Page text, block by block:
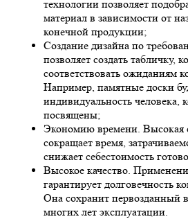
технологии позволяет
материал в зависимости от
конечной продукции;
Создание дизайна по
позволяет создать табличку,
соответствовать ожиданиям
Например, памятные доски
индивидуальность человека,
посвящены;
Экономию времени. Высокая
сокращает время,
снижает себестоимость
Высокое качество.
гарантирует долговечность
Она сохранит первозданный
многих лет эксплуатации.